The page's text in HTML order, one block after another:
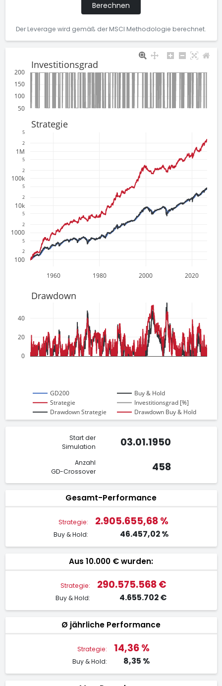
Berechnen
Der Leverage wird gemäß der MSCI Methodologie berechnet.
1960 1980 2000 2020
100
2
5
1000
2
5
10k
2
5
100k
2
5
1M
2
5
50
100
150
200
0
20
40
GD200
Buy & Hold
Strategie
Investitionsgrad [%]
Drawdown Strategie
Drawdown Buy & Hold
Investitionsgrad
Strategie
Drawdown
Start der
Simulation
03.01.1950
Anzahl
GD-Crossover
458
Gesamt-Performance
Strategie: 2.905.655,68 %
Buy & Hold: 46.457,02 %
Aus 10.000 € wurden:
Strategie: 290.575.568 €
Buy & Hold: 4.655.702 €
Ø jährliche Performance
Strategie: 14,36 %
Buy & Hold: 8,35 %